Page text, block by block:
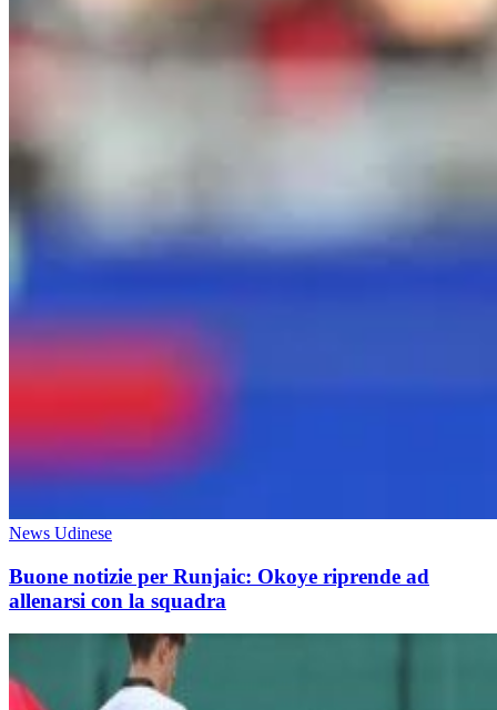
News Udinese
Buone notizie per Runjaic: Okoye riprende ad
allenarsi con la squadra